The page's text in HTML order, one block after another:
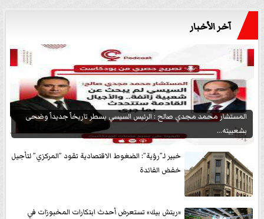
آخر الأخبار
المستشار محمد مجدي صالح : الرئيس السيسي يسطر تاريخاً جديداً وضحى
بشعبيته...
خبير لـ”رؤية”: الضغوط الاقتصادية تقود ”المركزي” لتأجيل
خفض الفائدة
«ريتش بيك» تستعرض أحدث ابتكارات المخبوزات في